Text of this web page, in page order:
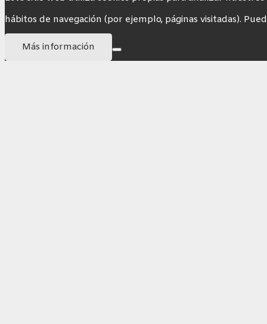
hábitos de navegación (por ejemplo, páginas visitadas).
Más información